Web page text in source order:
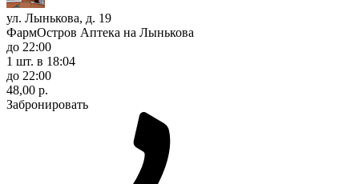
ул. Лынькова, д. 19
ФармОстров Аптека на Лынькова
до 22:00
1 шт. в 18:04
до 22:00
48,00 р.
Забронировать